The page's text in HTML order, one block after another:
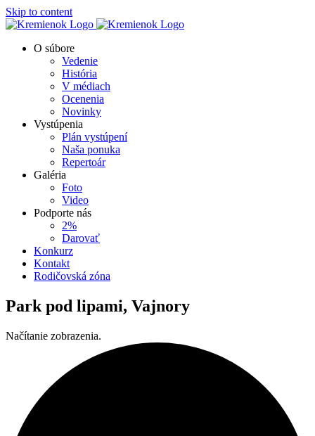
Skip to content
O súbore
Vedenie
História
V médiach
Ocenenia
Novinky
Vystúpenia
Plán vystúpení
Naša ponuka
Repertoár
Galéria
Foto
Video
Podporte nás
2%
Darovať
Konkurz
Kontakt
Rodičovská zóna
Park pod lipami, Vajnory
Načítanie zobrazenia.